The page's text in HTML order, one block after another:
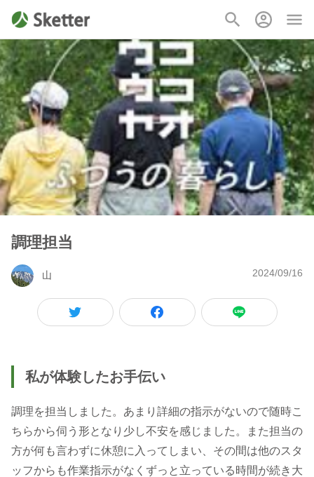
調理担当
山 2024/09/16
私が体験したお手伝い
調理を担当しました。あまり詳細の指示がないので随時こ
ちらから伺う形となり少し不安を感じました。また担当の
方が何も言わずに休憩に入ってしまい、その間は他のスタ
ッフからも作業指示がなくずっと立っている時間が続き大